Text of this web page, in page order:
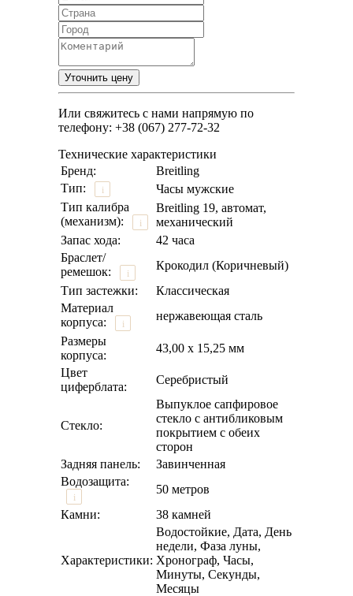
Или свяжитесь с нами напрямую по
телефону: +38 (067) 277-72-32
Технические характеристики
Бренд:
Breitling
Тип:
i
Часы мужские
Тип калибра
(механизм):
i
Breitling 19, автомат,
механический
Запас хода:
42 часа
Браслет/
ремешок:
i
Крокодил (Коричневый)
Тип застежки:
Классическая
Материал
корпуса:
i
нержавеющая сталь
Размеры
корпуса:
43,00 х 15,25 мм
Цвет
циферблата:
Серебристый
Стекло:
Выпуклое сапфировое
стекло с антибликовым
покрытием с обеих
сторон
Задняя панель:
Завинченная
Водозащита:
i
50 метров
Камни:
38 камней
Характеристики:
Водостойкие, Дата, День
недели, Фаза луны,
Хронограф, Часы,
Минуты, Секунды,
Месяцы